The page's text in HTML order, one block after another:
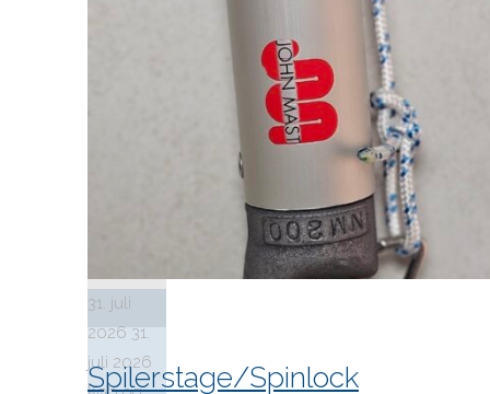
31. juli
2026 31.
juli 2026
Spilerstage/Spinlock